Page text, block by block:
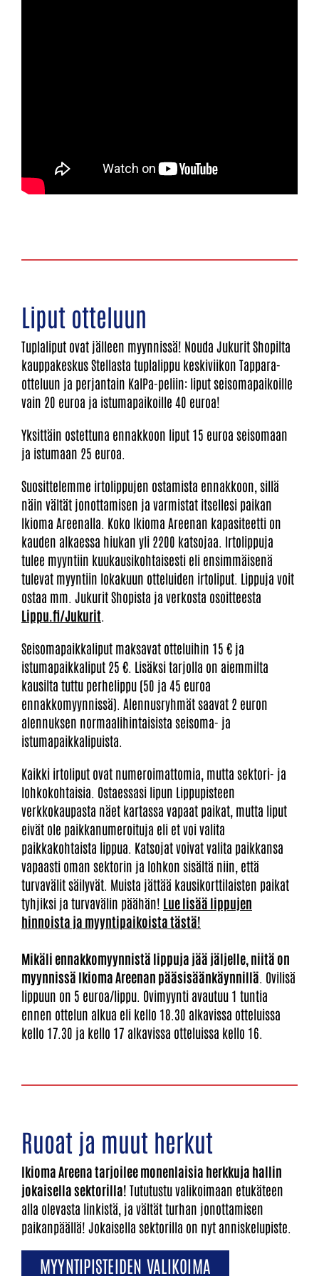
Liput otteluun
Tuplaliput ovat jälleen myynnissä! Nouda Jukurit Shopilta
kauppakeskus Stellasta tuplalippu keskiviikon Tappara-
otteluun ja perjantain KalPa-peliin: liput seisomapaikoille
vain 20 euroa ja istumapaikoille 40 euroa!
Yksittäin ostettuna ennakkoon liput 15 euroa seisomaan
ja istumaan 25 euroa.
Suosittelemme irtolippujen ostamista ennakkoon, sillä
näin vältät jonottamisen ja varmistat itsellesi paikan
Ikioma Areenalla. Koko Ikioma Areenan kapasiteetti on
kauden alkaessa hiukan yli 2200 katsojaa. Irtolippuja
tulee myyntiin kuukausikohtaisesti eli ensimmäisenä
tulevat myyntiin lokakuun otteluiden irtoliput. Lippuja voit
ostaa mm. Jukurit Shopista ja verkosta osoitteesta
Lippu.fi/Jukurit
Seisomapaikkaliput maksavat otteluihin 15 € ja
istumapaikkaliput 25 €. Lisäksi tarjolla on aiemmilta
kausilta tuttu perhelippu (50 ja 45 euroa
ennakkomyynnissä). Alennusryhmät saavat 2 euron
alennuksen normaalihintaisista seisoma- ja
istumapaikkalipuista.
Kaikki irtoliput ovat numeroimattomia, mutta sektori- ja
lohkokohtaisia. Ostaessasi lipun Lippupisteen
verkkokaupasta näet kartassa vapaat paikat, mutta liput
eivät ole paikkanumeroituja eli et voi valita
paikkakohtaista lippua. Katsojat voivat valita paikkansa
vapaasti oman sektorin ja lohkon sisältä niin, että
turvavälit säilyvät. Muista jättää kausikorttilaisten paikat
tyhjiksi ja turvavälin päähän! Lue lisää lippujen
hinnoista ja myyntipaikoista tästä!
Mikäli ennakkomyynnistä lippuja jää jäljelle, niitä on
myynnissä Ikioma Areenan pääsisäänkäynnillä . Ovilisä
lippuun on 5 euroa/lippu. Ovimyynti avautuu 1 tuntia
ennen ottelun alkua eli kello 18.30 alkavissa otteluissa
kello 17.30 ja kello 17 alkavissa otteluissa kello 16.
Ruoat ja muut herkut
Ikioma Areena tarjoilee monenlaisia herkkuja hallin
jokaisella sektorilla! Tututustu valikoimaan etukäteen
alla olevasta linkistä, ja vältät turhan jonottamisen
paikanpäällä! Jokaisella sektorilla on nyt anniskelupiste.
MYYNTIPISTEIDEN VALIKOIMA